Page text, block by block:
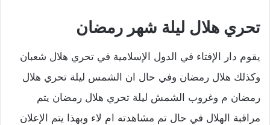
تحري هلال ليلة شهر رمضان
يقوم دار الإفتاء في الدول الإسلامية في تحري هلال شعبان
وكذلك هلال رمضان وفي حال ان الشمس ليلة تحري هلال
رمضان م وغروب الشمش ليلة تحري هلال رمضان يتم
مراقبة الهلال في حال تم مشاهدته ام لاء وبهذا يتم الإعلان